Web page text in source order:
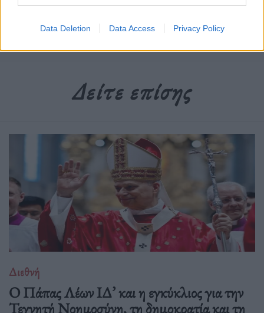
Data Deletion Data Access Privacy Policy
Δείτε επίσης
Διεθνή
Ο Πάπας Λέων ΙΔ’ και η εγκύκλιος για την
Τεχνητή Νοημοσύνη, τη δημοκρατία και τη